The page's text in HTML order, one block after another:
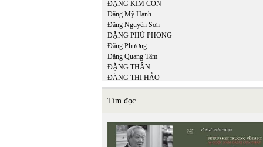
ĐẶNG KIM CÔN
Đặng Mỹ Hạnh
Đặng Nguyên Sơn
ĐẶNG PHÚ PHONG
Đặng Phương
Đặng Quang Tâm
ĐẶNG THÂN
ĐẶNG THỊ HẢO
Đặng Thị Thanh Hương
ĐẶNG THƠ THƠ
ĐẶNG VĂN SINH
Đặng Xuân Xuyến
Đặng-Vũ Vương chuyển ngữ
Tìm đọc